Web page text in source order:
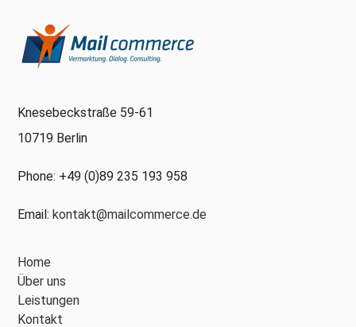
Knesebeckstraße 59-61
10719 Berlin
Phone: +49 (0)89 235 193 958
Email:kontakt@mailcommerce.de
Home
Über uns
Leistungen
Kontakt